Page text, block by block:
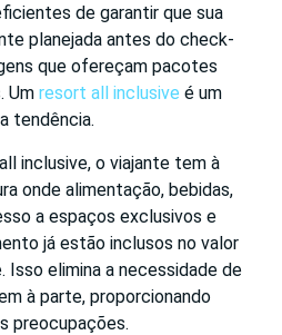
de garantir que sua
planejada antes do check-
que ofereçam pacotes
Um resort all inclusive é um
tendência.
inclusive, o viajante tem à
onde alimentação, bebidas,
a espaços exclusivos e
já estão inclusos no valor
Isso elimina a necessidade de
à parte, proporcionando
preocupações.